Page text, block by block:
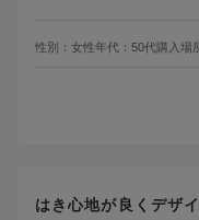
性別： 女性年代： 50代購入場
はき心地が良くデザ